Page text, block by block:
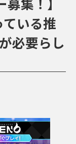
いる推
必要らし